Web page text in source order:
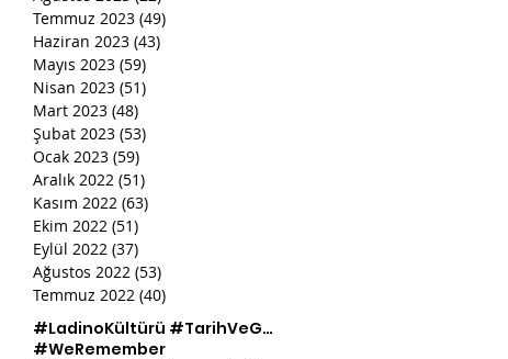
Temmuz 2023 (49)
Haziran 2023 (43)
Mayıs 2023 (59)
Nisan 2023 (51)
Mart 2023 (48)
Şubat 2023 (53)
Ocak 2023 (59)
Aralık 2022 (51)
Kasım 2022 (63)
Ekim 2022 (51)
Eylül 2022 (37)
Ağustos 2022 (53)
Temmuz 2022 (40)
#LadinoKültürü #TarihVeGelenek #KültürelMozaiği #TürkİsrailEtkileri #BirlikteÇeşitlilik #MirasKoruma
#WeRemember